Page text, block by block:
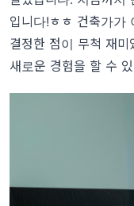
입니다!ㅎㅎ 건축가가
결정한 점이 무척 재
새로운 경험을 할 수